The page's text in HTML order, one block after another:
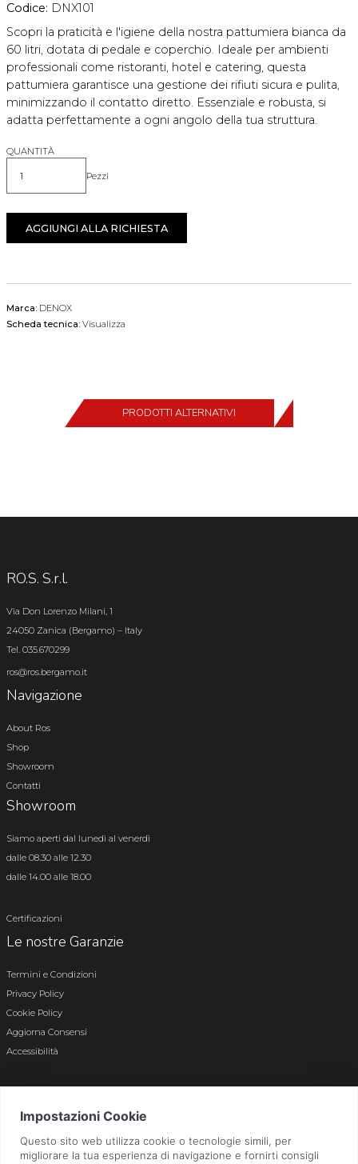
Codice: DNX101
Scopri la praticità e l'igiene della nostra pattumiera bianca da
60 litri, dotata di pedale e coperchio. Ideale per ambienti
professionali come ristoranti, hotel e catering, questa
pattumiera garantisce una gestione dei rifiuti sicura e pulita,
minimizzando il contatto diretto. Essenziale e robusta, si
adatta perfettamente a ogni angolo della tua struttura.
QUANTITÀ
Quantità Pezzi
AGGIUNGI ALLA RICHIESTA
Marca: DENOX
Scheda tecnica: Visualizza
PRODOTTI ALTERNATIVI
RO.S. S.r.l.
Via Don Lorenzo Milani, 1
24050 Zanica (Bergamo) – Italy
Tel. 035.670299
ros@ros.bergamo.it
Navigazione
About Ros
Shop
Showroom
Contatti
Showroom
Siamo aperti dal lunedì al venerdì
dalle 08.30 alle 12.30
dalle 14.00 alle 18.00
Certificazioni
Le nostre Garanzie
Termini e Condizioni
Privacy Policy
Cookie Policy
Aggiorna Consensi
Accessibilità
Bergamo n. 01496180165 · Capitale Sociale i.v. € 800.000,00